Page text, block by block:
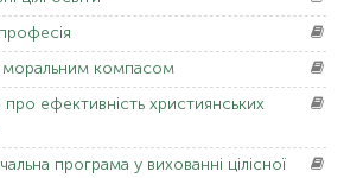
моральним компасом
ефективність християнських
програма у вихованні цілісної